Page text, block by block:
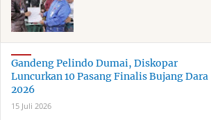
Gandeng Pelindo Dumai, Diskopar
Luncurkan 10 Pasang Finalis Bujang Dara
2026
15 Juli 2026